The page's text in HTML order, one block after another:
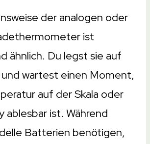
der analogen oder
ist
ähnlich. Du legst sie auf
und wartest einen Moment,
auf der Skala oder
ablesbar ist. Während
Batterien benötigen,